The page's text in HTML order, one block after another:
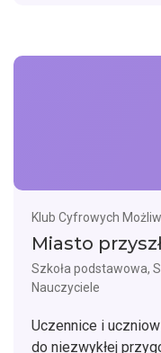
Klub Cyfrowych
Miasto
Szkoła podstawowa,
Nauczyciele
Uczennice i
do niezwykłej